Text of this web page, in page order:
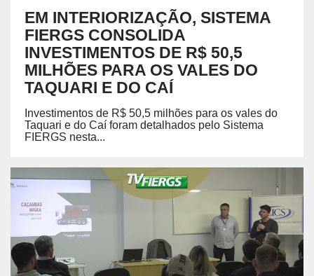
EM INTERIORIZAÇÃO, SISTEMA
FIERGS CONSOLIDA
INVESTIMENTOS DE R$ 50,5
MILHÕES PARA OS VALES DO
TAQUARI E DO CAÍ
Investimentos de R$ 50,5 milhões para os vales do
Taquari e do Caí foram detalhados pelo Sistema
FIERGS nesta...